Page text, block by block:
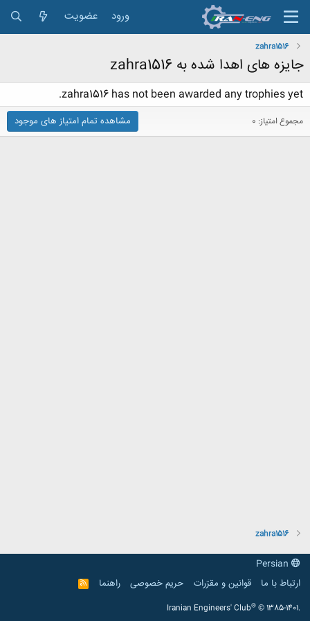
ورود عضویت
zahra1516
جایزه های اهدا شده به zahra1516
zahra1516 has not been awarded any trophies yet.
مجموع امتیاز: 0 مشاهده تمام امتیاز های موجود
zahra1516
ارتباط با ما
قوانین و مقرّرات حریم خصوصی راهنما
R
S
Iranian Engineers' Club® © 1385-1401.